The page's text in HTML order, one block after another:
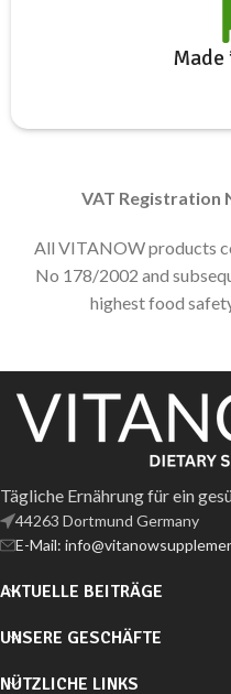
VAT Registration
All VITANOW products
No 178/2002 and
highest food
Tägliche Ernährung für ein
44263 Dortmund Germany
E-Mail:
AKTUELLE BEITRÄGE
UNSERE GESCHÄFTE
NÜTZLICHE LINKS